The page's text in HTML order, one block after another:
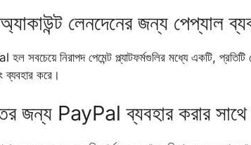
লেনদেনের জন্য পেপ্যাল
সবচেয়ে নিরাপদ পেমেন্ট প্ল্যাটফর্মগুলির মধ্যে একটি,
ব্যবহার করে।
জন্য PayPal ব্যবহার করার